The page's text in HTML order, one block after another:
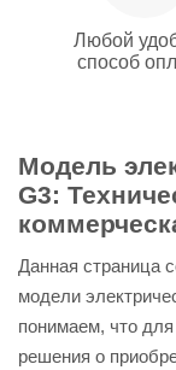
Любой
способ
Модель
G3:
Данная страница
модели
понимаем, что
решения о